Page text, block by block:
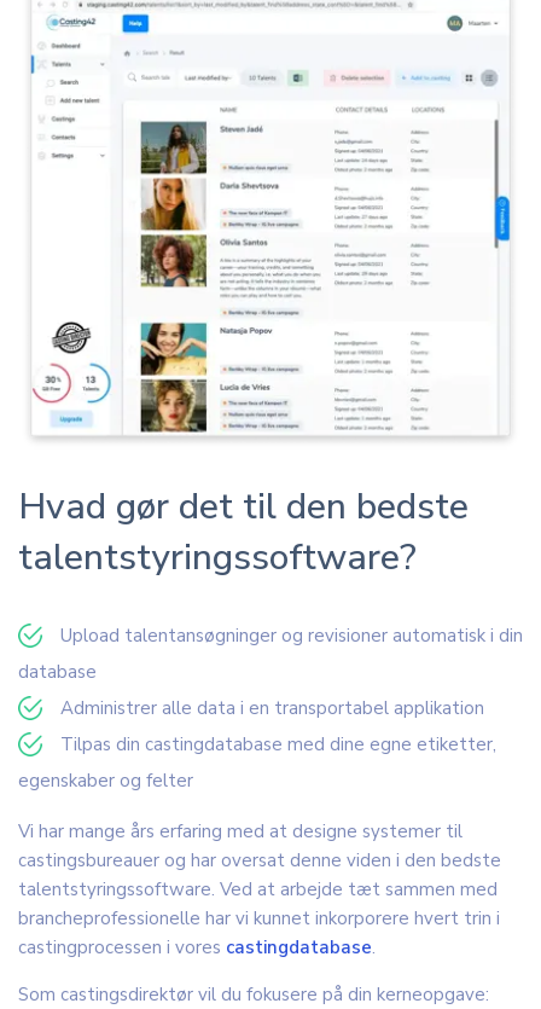
Hvad gør det til den bedste
talentstyringssoftware?
Upload talentansøgninger og revisioner automatisk i din
database
Administrer alle data i en transportabel applikation
Tilpas din castingdatabase med dine egne etiketter,
egenskaber og felter
Vi har mange års erfaring med at designe systemer til
castingsbureauer og har oversat denne viden i den bedste
talentstyringssoftware. Ved at arbejde tæt sammen med
brancheprofessionelle har vi kunnet inkorporere hvert trin i
castingprocessen i vores castingdatabase.
Som castingsdirektør vil du fokusere på din kerneopgave: